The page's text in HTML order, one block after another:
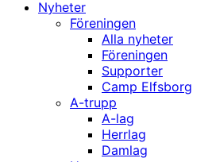
Nyheter
Föreningen
Alla nyheter
Föreningen
Supporter
Camp Elfsborg
A-trupp
A-lag
Herrlag
Damlag